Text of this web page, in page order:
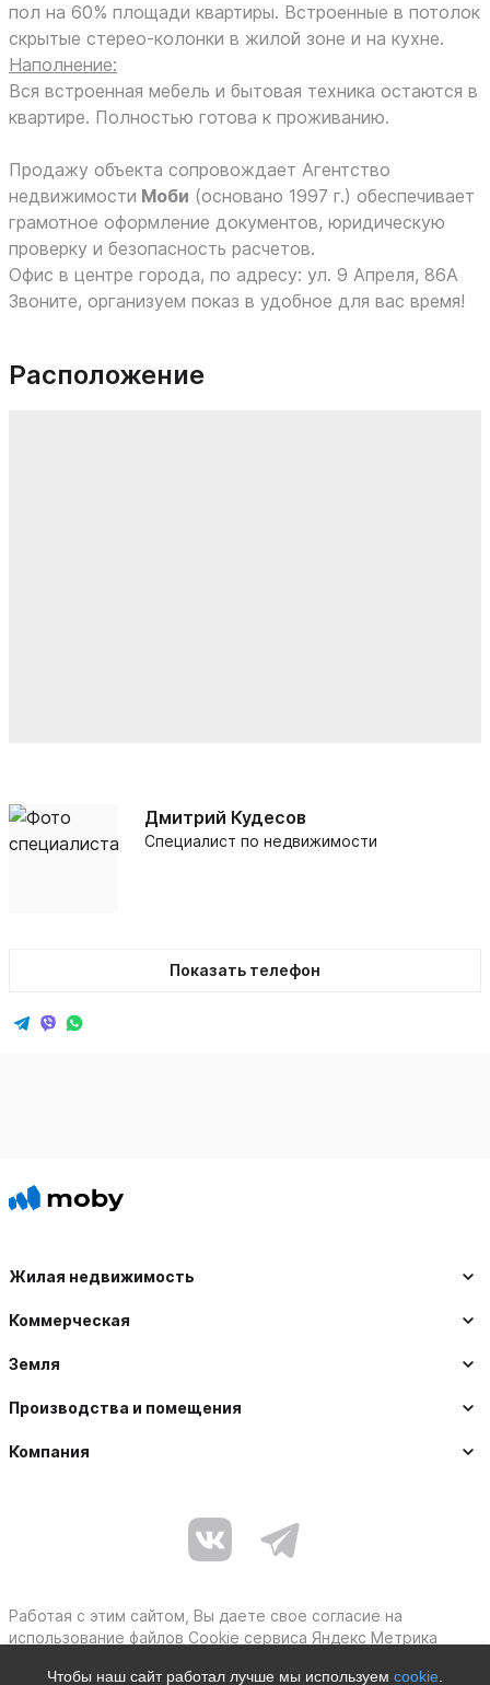
Чтобы наш сайт работал лучше мы используем cookie
пол на 60% площади квартиры. Встроенные в потолок
скрытые стерео-колонки в жилой зоне и на кухне.
Наполнение:
Вся встроенная мебель и бытовая техника остаются в
квартире. Полностью готова к проживанию.
Продажу объекта сопровождает Агентство
недвижимости Моби (основано 1997 г.) обеспечивает
грамотное оформление документов, юридическую
проверку и безопасность расчетов.
Офис в центре города, по адресу: ул. 9 Апреля, 86А
Звоните, организуем показ в удобное для вас время!
Расположение
Дмитрий Кудесов
Специалист по недвижимости
Показать телефон
Жилая недвижимость
Коммерческая
Земля
Производства и помещения
Компания
Работая с этим сайтом, Вы даете свое согласие на
использование файлов Cookie сервиса Яндекс Метрика